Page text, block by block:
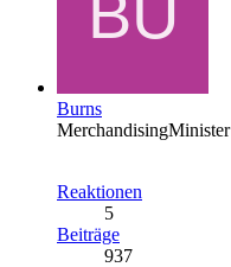
Burns
MerchandisingMinister
Reaktionen
5
Beiträge
937